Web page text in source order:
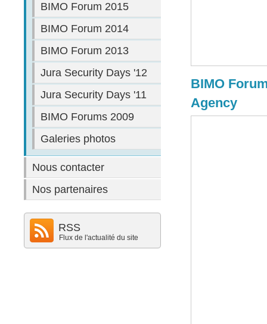
BIMO Forum 2015
BIMO Forum 2014
BIMO Forum 2013
Jura Security Days '12
Jura Security Days '11
BIMO Forums 2009
Galeries photos
Nous contacter
Nos partenaires
RSS
Flux de l'actualité du site
BIMO
Agency